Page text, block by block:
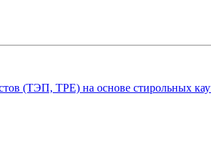
(ТЭП, TPE) на основе стирольных